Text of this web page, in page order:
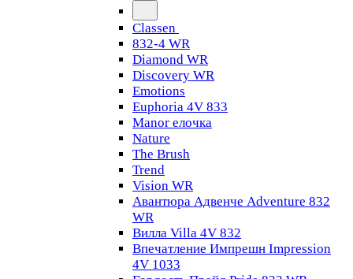
Classen
832-4 WR
Diamond WR
Discovery WR
Emotions
Euphoria 4V 833
Manor елочка
Nature
The Brush
Trend
Vision WR
Авантюра Адвенче Adventure 832
WR
Вилла Villa 4V 832
Впечатление Импрешн Impression
4V 1033